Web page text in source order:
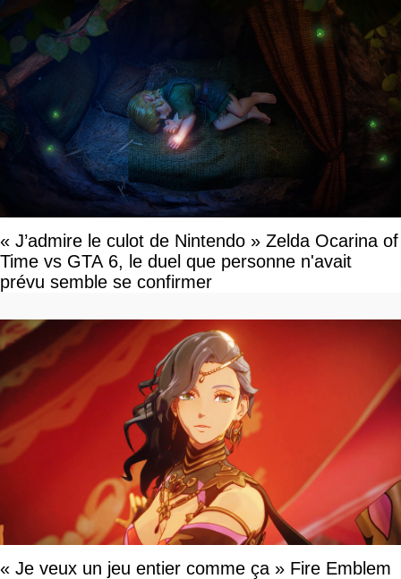
« J’admire le culot de Nintendo » Zelda Ocarina of
Time vs GTA 6, le duel que personne n'avait
prévu semble se confirmer
« Je veux un jeu entier comme ça » Fire Emblem